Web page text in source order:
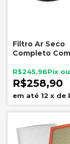
Filtro Ar Seco
Completo
Carburador
52mm
R$258,90
R$245,96
12 x de